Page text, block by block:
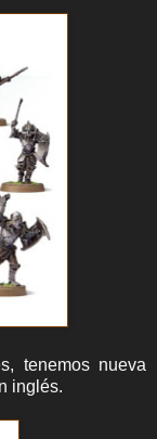
tenemos nueva
inglés.